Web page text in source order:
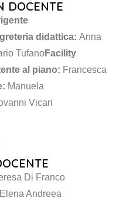
DOCENTE
didattica: Anna
TufanoFacility
al piano: Francesca
Manuela
Vicari
Di Franco
Elena Andreea